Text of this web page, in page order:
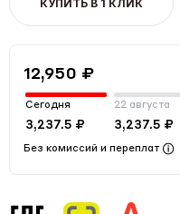
КУПИТЬ В 1 КЛИК
12,950 ₽
Сегодня
3,237.5 ₽
22 августа
3,237.5 ₽
Без комиссий и переплат